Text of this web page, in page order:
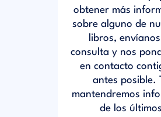
obtener más
sobre alguno de
libros,
consulta y nos
en contacto
antes posible.
mantendremos
de los últimos